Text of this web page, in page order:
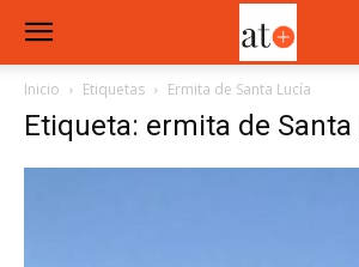
Inicio Etiquetas Ermita de Santa Lucía
Etiqueta: ermita de Santa